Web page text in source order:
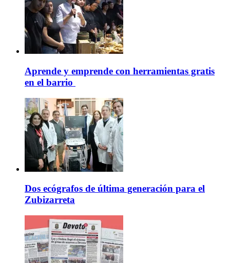
Aprende y emprende con herramientas gratis
en el barrio
Dos ecógrafos de última generación para el
Zubizarreta